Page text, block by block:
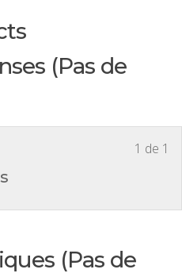
(Pas de
1 de 1
(Pas de